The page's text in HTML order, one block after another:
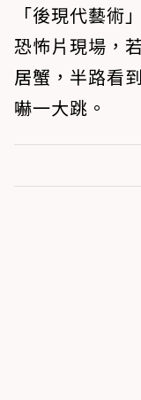
「後現代藝術
恐怖片現場，
居蟹，半路看
嚇一大跳。